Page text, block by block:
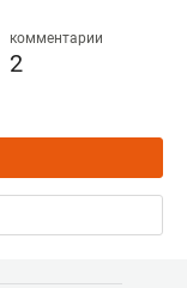
комментарии
2